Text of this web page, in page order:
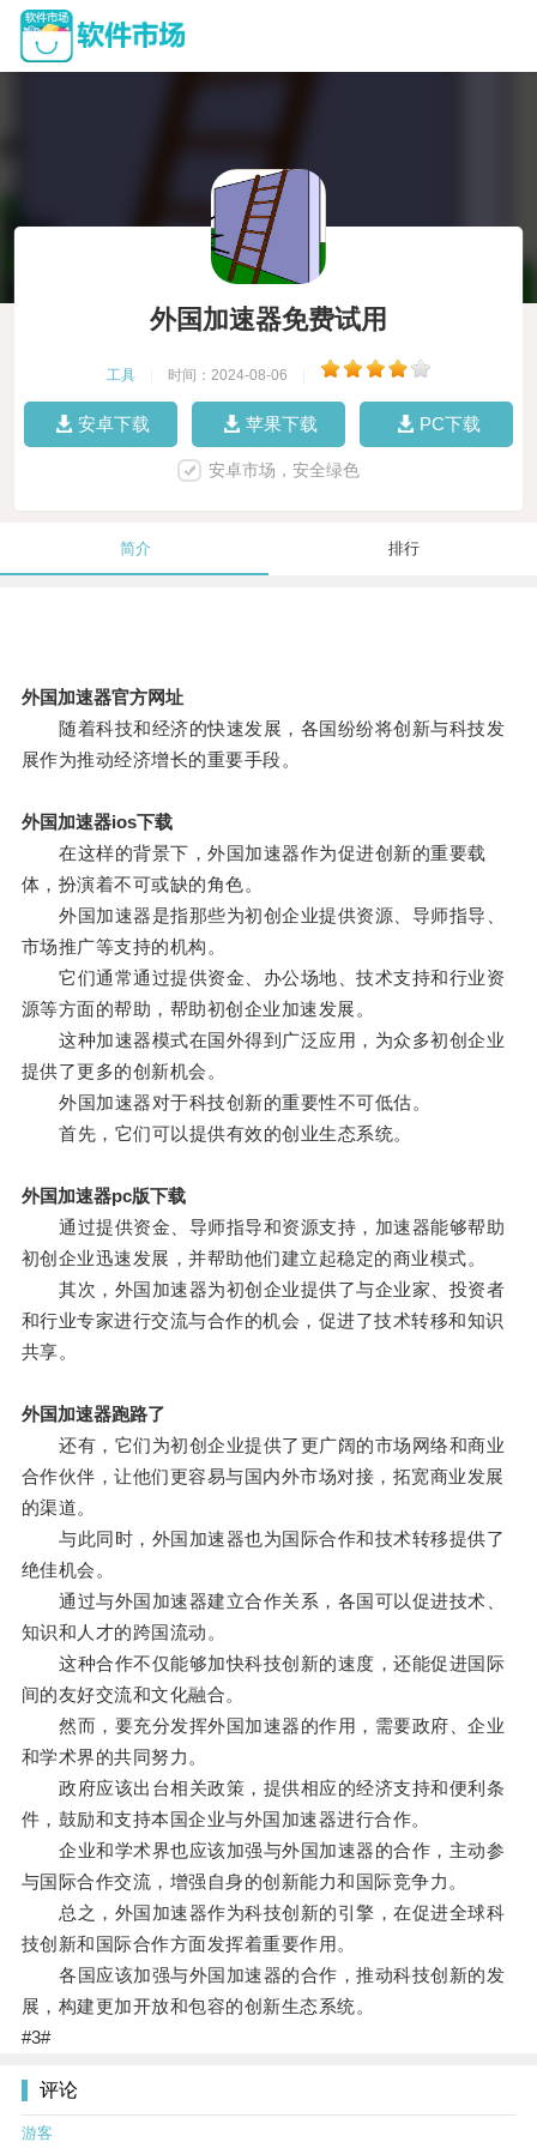
外国加速器免费试用
工具 时间：2024-08-06
安卓下载 苹果下载 PC下载
安卓市场，安全绿色
简介 排行
外国加速器官方网址
随着科技和经济的快速发展，各国纷纷将创新与科技发
展作为推动经济增长的重要手段。
外国加速器ios下载
在这样的背景下，外国加速器作为促进创新的重要载
体，扮演着不可或缺的角色。
外国加速器是指那些为初创企业提供资源、导师指导、
市场推广等支持的机构。
它们通常通过提供资金、办公场地、技术支持和行业资
源等方面的帮助，帮助初创企业加速发展。
这种加速器模式在国外得到广泛应用，为众多初创企业
提供了更多的创新机会。
外国加速器对于科技创新的重要性不可低估。
首先，它们可以提供有效的创业生态系统。
外国加速器pc版下载
通过提供资金、导师指导和资源支持，加速器能够帮助
初创企业迅速发展，并帮助他们建立起稳定的商业模式。
其次，外国加速器为初创企业提供了与企业家、投资者
和行业专家进行交流与合作的机会，促进了技术转移和知识
共享。
外国加速器跑路了
还有，它们为初创企业提供了更广阔的市场网络和商业
合作伙伴，让他们更容易与国内外市场对接，拓宽商业发展
的渠道。
与此同时，外国加速器也为国际合作和技术转移提供了
绝佳机会。
通过与外国加速器建立合作关系，各国可以促进技术、
知识和人才的跨国流动。
这种合作不仅能够加快科技创新的速度，还能促进国际
间的友好交流和文化融合。
然而，要充分发挥外国加速器的作用，需要政府、企业
和学术界的共同努力。
政府应该出台相关政策，提供相应的经济支持和便利条
件，鼓励和支持本国企业与外国加速器进行合作。
企业和学术界也应该加强与外国加速器的合作，主动参
与国际合作交流，增强自身的创新能力和国际竞争力。
总之，外国加速器作为科技创新的引擎，在促进全球科
技创新和国际合作方面发挥着重要作用。
各国应该加强与外国加速器的合作，推动科技创新的发
展，构建更加开放和包容的创新生态系统。
#3#
评论
游客